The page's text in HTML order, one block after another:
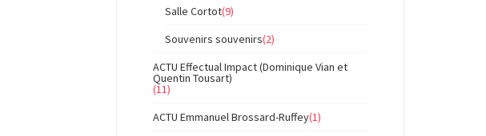
Salle Cortot(9)
Souvenirs souvenirs(2)
ACTU Effectual Impact (Dominique Vian et
Quentin Tousart)
(11)
ACTU Emmanuel Brossard-Ruffey(1)